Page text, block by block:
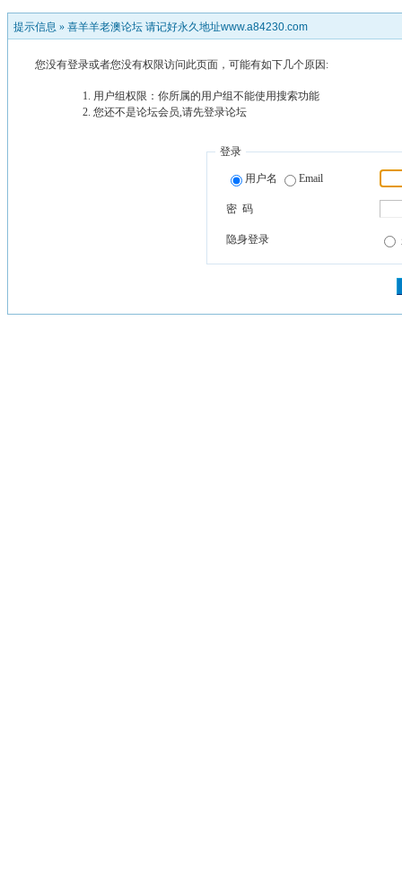
提示信息 » 喜羊羊老澳论坛 请记好永久地址www.a84230.com
您没有登录或者您没有权限访问此页面，可能有如下几个原因:
用户组权限：你所属的用户组不能使用搜索功能
您还不是论坛会员,请先登录论坛
登录
用户名 Email
密 码
隐身登录